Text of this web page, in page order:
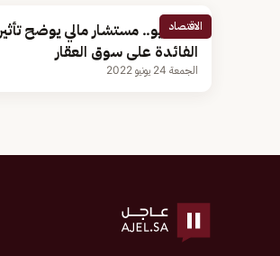
الاقتصاد
بالفيديو.. مستشار مالي يوضح
الفائدة على سوق العقار
الجمعة 24 يونيو 2022